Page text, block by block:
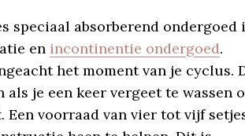
speciaal absorberend ondergoed
en incontinentie ondergoed.
het moment van je cyclus.
je een keer vergeet te wassen
voorraad van vier tot vijf